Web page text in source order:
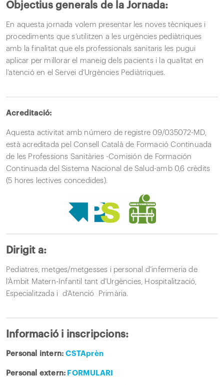
Objectius generals de la Jornada:
En aquesta jornada volem presentar les noves tècniques i
procediments que s’utilitzen a les urgències pediàtriques
amb la finalitat que els professionals sanitaris les pugui
aplicar per millorar el maneig dels pacients i la qualitat en
l’atenció en el Servei d’Urgències Pediàtriques.
Acreditació:
Aquesta activitat amb número de registre 09/035072-MD,
està acreditada pel Consell Català de Formació Continuada
de les Professions Sanitàries -Comisión de Formación
Continuada del Sistema Nacional de Salud-amb 0,6 crèdits
(5 hores lectives concedides).
Dirigit a:
Pediatres, metges/metgesses i personal d’infermeria de
l’Àmbit Matern-Infantil tant d’Urgències, Hospitalització,
Especialitzada i d’Atenció Primària.
Informació i inscripcions:
Personal intern:CSTAprèn
Personal extern: FORMULARI